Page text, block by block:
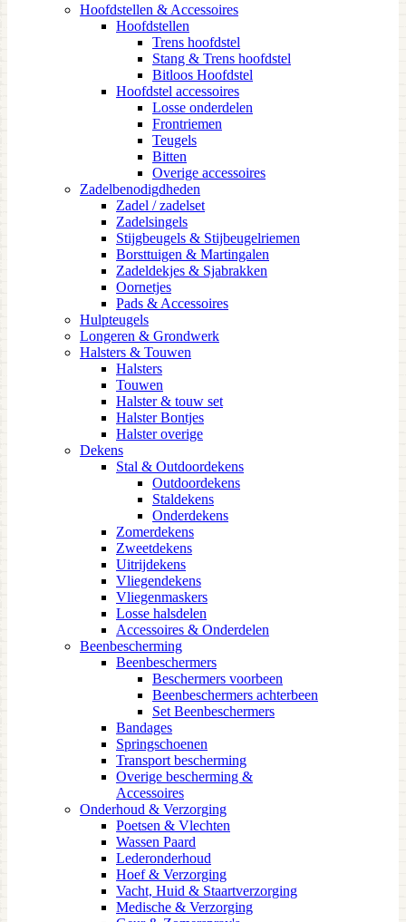
Hoofdstellen & Accessoires
Hoofdstellen
Trens hoofdstel
Stang & Trens hoofdstel
Bitloos Hoofdstel
Hoofdstel accessoires
Losse onderdelen
Frontriemen
Teugels
Bitten
Overige accessoires
Zadelbenodigdheden
Zadel / zadelset
Zadelsingels
Stijgbeugels & Stijbeugelriemen
Borsttuigen & Martingalen
Zadeldekjes & Sjabrakken
Oornetjes
Pads & Accessoires
Hulpteugels
Longeren & Grondwerk
Halsters & Touwen
Halsters
Touwen
Halster & touw set
Halster Bontjes
Halster overige
Dekens
Stal & Outdoordekens
Outdoordekens
Staldekens
Onderdekens
Zomerdekens
Zweetdekens
Uitrijdekens
Vliegendekens
Vliegenmaskers
Losse halsdelen
Accessoires & Onderdelen
Beenbescherming
Beenbeschermers
Beschermers voorbeen
Beenbeschermers achterbeen
Set Beenbeschermers
Bandages
Springschoenen
Transport bescherming
Overige bescherming &
Accessoires
Onderhoud & Verzorging
Poetsen & Vlechten
Wassen Paard
Lederonderhoud
Hoef & Verzorging
Vacht, Huid & Staartverzorging
Medische & Verzorging